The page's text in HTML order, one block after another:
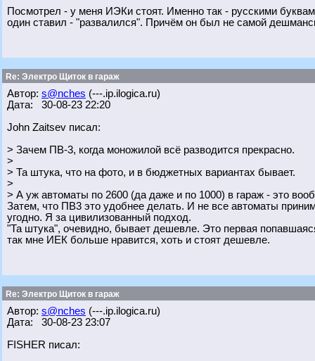
Посмотрел - у меня ИЭКи стоят. Именно так - русскими
один ставил - "развалился". Причём он был не самой
Re: Электро Щиток в гараж
Автор: s@nches (---.ip.ilogica.ru)
Дата: 30-08-23 22:20
John Zaitsev писал:
> Зачем ПВ-3, когда моножилой всё разводится прекрасно.
>
> Та штука, что на фото, и в бюджетных вариантах бывает.
>
> А уж автоматы по 2600 (да даже и по 1000) в гараж - это
Затем, что ПВ3 это удобнее делать. И не все автоматы
угодно. Я за цивилизованный подход.
"Та штука", очевидно, бывает дешевле. Это первая
так мне ИЕК больше нравится, хоть и стоят дешевле.
Re: Электро Щиток в гараж
Автор: s@nches (---.ip.ilogica.ru)
Дата: 30-08-23 23:07
FISHER писал: